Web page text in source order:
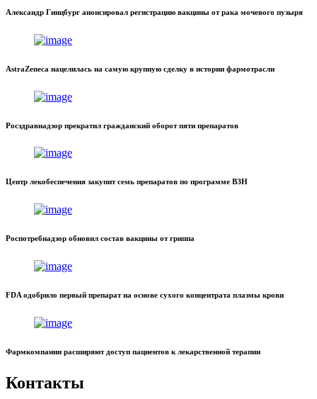
Александр Гинцбург анонсировал регистрацию вакцины от рака мочевого пузыря
AstraZeneca нацелилась на самую крупную сделку в истории фармотрасли
Росздравнадзор прекратил гражданский оборот пяти препаратов
Центр лекобеспечения закупит семь препаратов по программе ВЗН
Роспотребнадзор обновил состав вакцины от гриппа
FDA одобрило первый препарат на основе сухого концентрата плазмы крови
Фармкомпании расширяют доступ пациентов к лекарственной терапии
Контакты